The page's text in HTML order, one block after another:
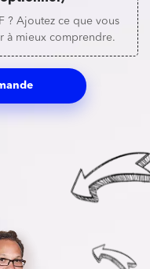
? Ajoutez ce que vous
à mieux comprendre.